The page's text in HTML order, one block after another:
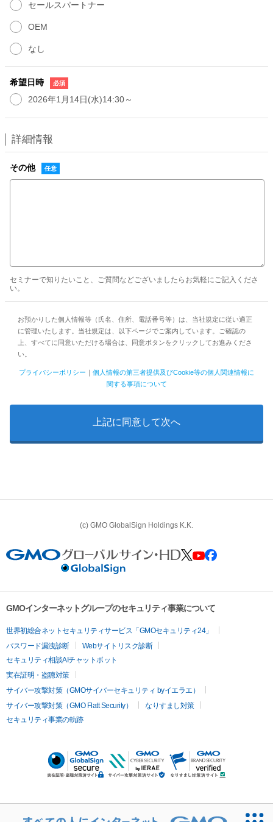
セールスパートナー
OEM
なし
希望日時
2026年1月14日(水)14:30～
詳細情報
その他
セミナーで知りたいこと、ご質問などございましたらお気軽にご記入くださ
い。
お預かりした個人情報等（氏名、住所、電話番号等）は、当社規定に従い適正
に管理いたします。当社規定は、以下ページでご案内しています。ご確認の
上、すべてに同意いただける場合は、同意ボタンをクリックしてお進みくださ
い。
プライバシーポリシー ｜ 個人情報の第三者提供及びCookie等の個人関連情報に
関する事項について
(c) GMO GlobalSign Holdings K.K.
GMOインターネットグループのセキュリティ事業について
世界初総合ネットセキュリティサービス「GMOセキュリティ24」
パスワード漏洩診断
Webサイトリスク診断
セキュリティ相談AIチャットボット
実在証明・盗聴対策
サイバー攻撃対策（GMOサイバーセキュリティ byイエラエ）
サイバー攻撃対策（GMO Flatt Security）
なりすまし対策
セキュリティ事業の軌跡